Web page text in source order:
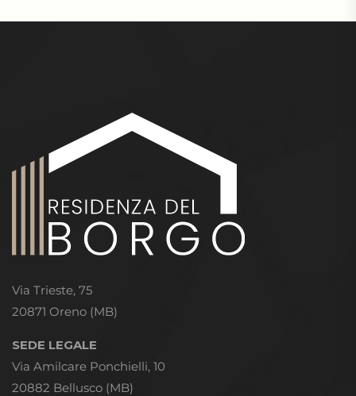
Via Trieste, 75
20871 Oreno (MB)
SEDE LEGALE
Via Amilcare Ponchielli, 10
20882 Bellusco (MB)